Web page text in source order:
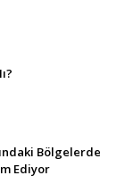
Bölgelerde
Ediyor